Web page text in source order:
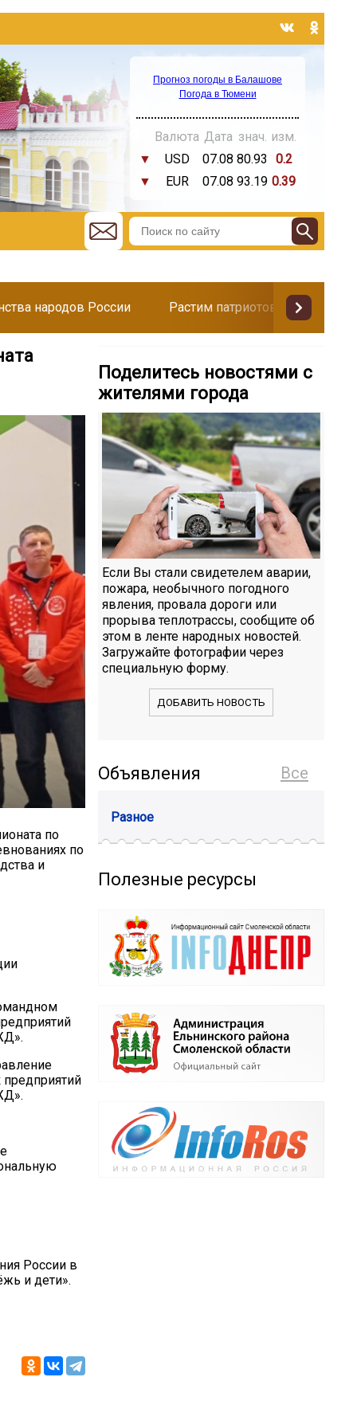
Прогноз погоды в Балашове
Погода в Тюмени
Валюта Дата знач. изм.
▼
USD 07.08 80.93
0.2
▼
EUR 07.08 93.19 0.39
народов России Растим патриотов
по
по
и
России в
и дети».
Поделитесь новостями с
жителями города
Если Вы стали свидетелем аварии,
пожара, необычного погодного
явления, провала дороги или
прорыва теплотрассы, сообщите об
этом в ленте народных новостей.
Загружайте фотографии через
специальную форму.
ДОБАВИТЬ НОВОСТЬ
Все
Объявления
Разное
Полезные ресурсы